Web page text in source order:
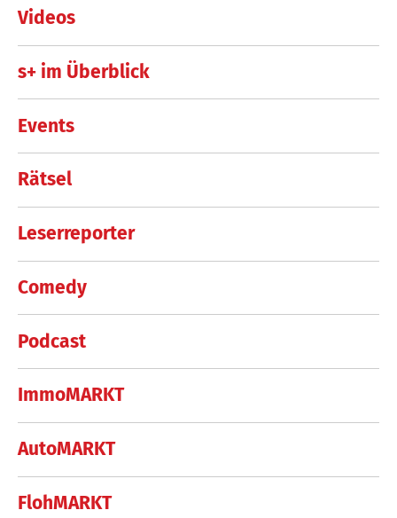
Videos
s+ im Überblick
Events
Rätsel
Leserreporter
Comedy
Podcast
ImmoMARKT
AutoMARKT
FlohMARKT